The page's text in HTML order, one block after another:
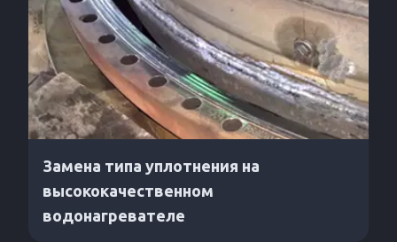
Замена типа уплотнения на
высококачественном
водонагревателе